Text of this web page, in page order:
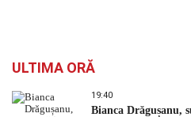
ULTIMA ORĂ
19:40
Bianca Drăgușanu,